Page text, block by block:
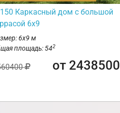
Каркасный дом с большой
6х9
6х9 м
площадь: 542
от 2438500